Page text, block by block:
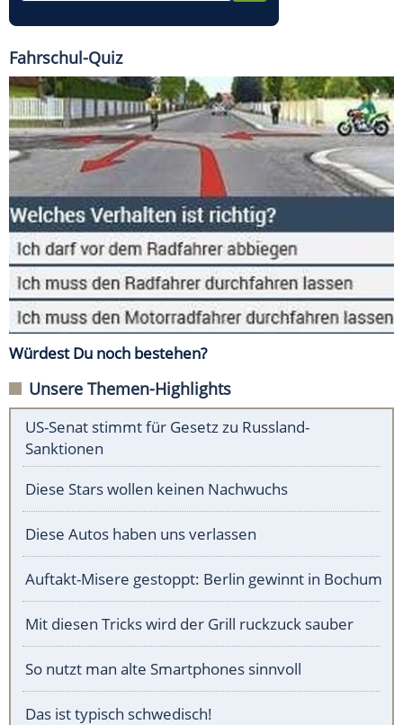
Fahrschul-Quiz
Würdest Du noch bestehen?
Unsere Themen-Highlights
US-Senat stimmt für Gesetz zu Russland-
Sanktionen
Diese Stars wollen keinen Nachwuchs
Diese Autos haben uns verlassen
Auftakt-Misere gestoppt: Berlin gewinnt in Bochum
Mit diesen Tricks wird der Grill ruckzuck sauber
So nutzt man alte Smartphones sinnvoll
Das ist typisch schwedisch!